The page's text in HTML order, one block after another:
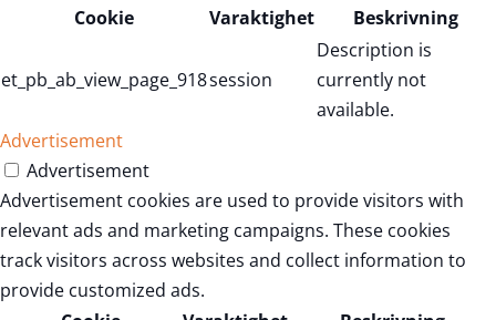
Cookie
Varaktighet Beskrivning
et_pb_ab_view_page_918session
Description is
currently not
available.
Advertisement
Advertisement
Advertisement cookies are used to provide visitors with
relevant ads and marketing campaigns. These cookies
track visitors across websites and collect information to
provide customized ads.